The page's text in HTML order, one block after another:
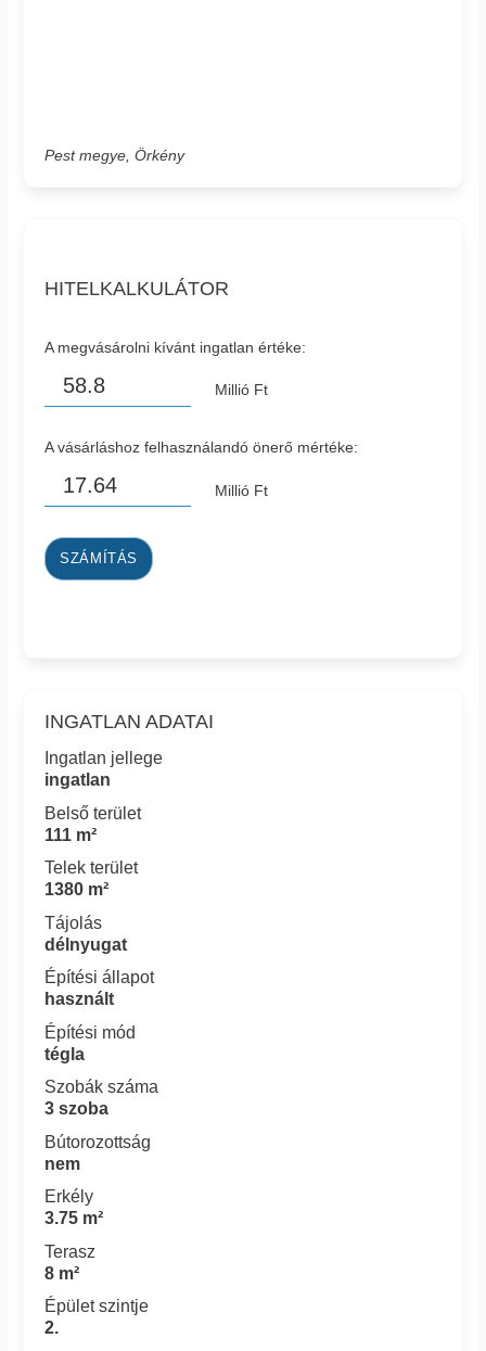
Pest megye, Örkény
HITELKALKULÁTOR
A megvásárolni kívánt ingatlan értéke:
Millió Ft
A vásárláshoz felhasználandó önerő mértéke:
Millió Ft
SZÁMÍTÁS
INGATLAN ADATAI
Ingatlan jellege
ingatlan
Belső terület
111 m²
Telek terület
1380 m²
Tájolás
délnyugat
Építési állapot
használt
Építési mód
tégla
Szobák száma
3 szoba
Bútorozottság
nem
Erkély
3.75 m²
Terasz
8 m²
Épület szintje
2.